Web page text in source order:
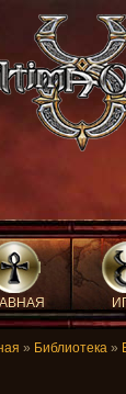
» Библиотека »